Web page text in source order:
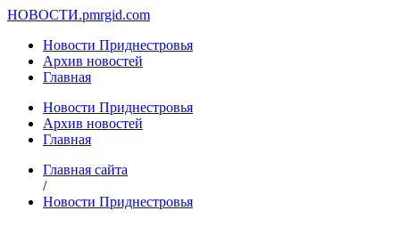
НОВОСТИ.pmrgid.com
Новости Приднестровья
Архив новостей
Главная
Новости Приднестровья
Архив новостей
Главная
Главная сайта
/
Новости Приднестровья